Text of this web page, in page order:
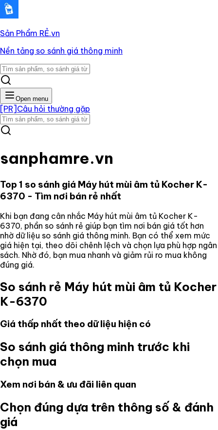
Sản Phẩm RẺ.vn
Nền tảng so sánh giá thông minh
Open menu
[PR] Câu hỏi thường gặp
sanphamre.vn
Top 1 so sánh giá Máy hút mùi âm tủ Kocher K-
6370 - Tìm nơi bán rẻ nhất
Khi bạn đang cân nhắc Máy hút mùi âm tủ Kocher K-
6370, phần so sánh rẻ giúp bạn tìm nơi bán giá tốt hơn
nhờ dữ liệu so sánh giá thông minh. Bạn có thể xem mức
giá hiện tại, theo dõi chênh lệch và chọn lựa phù hợp ngân
sách. Nhờ đó, bạn mua nhanh và giảm rủi ro mua không
đúng giá.
So sánh rẻ Máy hút mùi âm tủ Kocher
K-6370
Giá thấp nhất theo dữ liệu hiện có
So sánh giá thông minh trước khi
chọn mua
Xem nơi bán & ưu đãi liên quan
Chọn đúng dựa trên thông số & đánh
giá